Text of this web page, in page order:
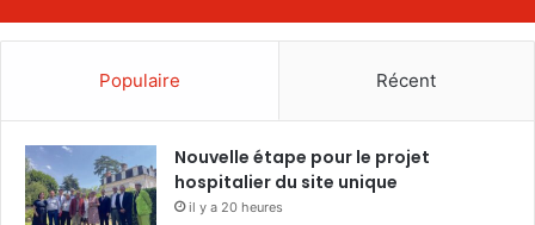
Populaire Récent
Nouvelle étape pour le projet
hospitalier du site unique
il y a 20 heures